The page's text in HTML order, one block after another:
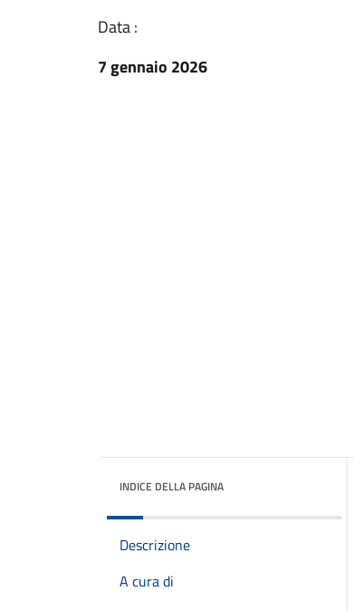
Data :
7 gennaio 2026
INDICE DELLA PAGINA
Descrizione
A cura di